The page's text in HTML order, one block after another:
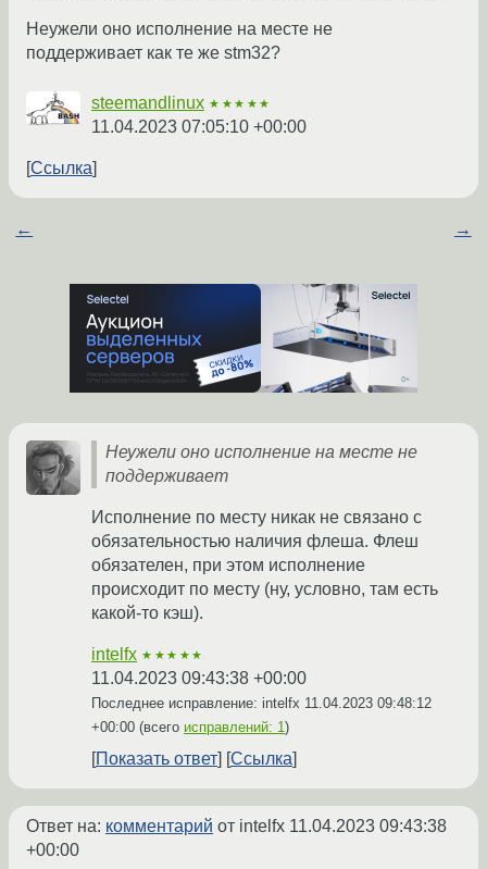
Неужели оно исполнение на месте не
поддерживает как те же stm32?
steemandlinux ★★★★★
11.04.2023 07:05:10 +00:00
Ссылка
← →
Неужели оно исполнение на месте не
поддерживает
Исполнение по месту никак не связано с
обязательностью наличия флеша. Флеш
обязателен, при этом исполнение
происходит по месту (ну, условно, там есть
какой-то кэш).
intelfx ★★★★★
11.04.2023 09:43:38 +00:00
Последнее исправление: intelfx 11.04.2023 09:48:12
+00:00 (всего исправлений: 1)
Показать ответ Ссылка
Ответ на: комментарий от intelfx 11.04.2023 09:43:38
+00:00